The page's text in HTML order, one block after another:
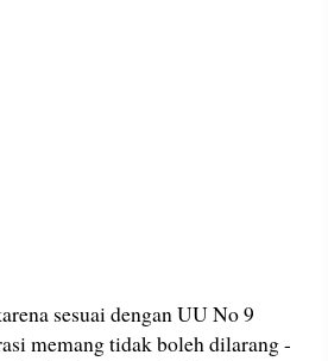
sesuai dengan UU No 9
memang tidak boleh dilarang -